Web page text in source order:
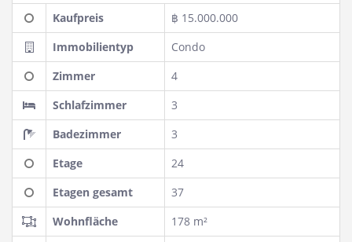
Kaufpreis
฿ 15.000.000
Immobilientyp
Condo
Zimmer
4
Schlafzimmer
3
Badezimmer
3
Etage
24
Etagen gesamt
37
Wohnfläche
178 m²